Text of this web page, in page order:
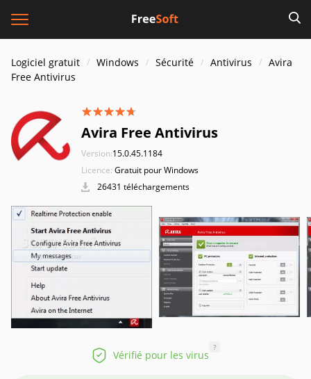
Logiciel gratuit Windows Sécurité Antivirus
Avira
Free Antivirus
Avira Free Antivirus
Version:15.0.45.1184
Licence: Gratuit pour Windows
26431 téléchargements
Vérifié pour les virus
?